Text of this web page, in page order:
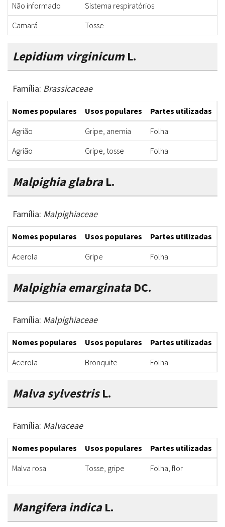
Não informado
Sistema respiratórios
Camará
Tosse
Lepidium virginicumL.
Família: Brassicaceae
Nomes populares Usos populares Partes utilizadas
Agrião
Gripe, anemia Folha
Agrião
Gripe, tosse Folha
Malpighia glabraL.
Família: Malpighiaceae
Nomes populares Usos populares Partes utilizadas
Acerola
Gripe Folha
Malpighia emarginataDC.
Família: Malpighiaceae
Nomes populares Usos populares Partes utilizadas
Acerola
Bronquite Folha
Malva sylvestrisL.
Família: Malvaceae
Nomes populares Usos populares Partes utilizadas
Malva rosa
Tosse, gripe Folha, flor
Mangifera indicaL.